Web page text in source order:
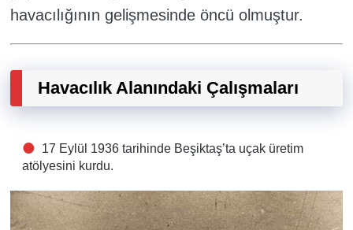
havacılığının gelişmesinde öncü olmuştur.
Havacılık Alanındaki Çalışmaları
17 Eylül 1936 tarihinde Beşiktaş’ta uçak üretim
atölyesini kurdu.